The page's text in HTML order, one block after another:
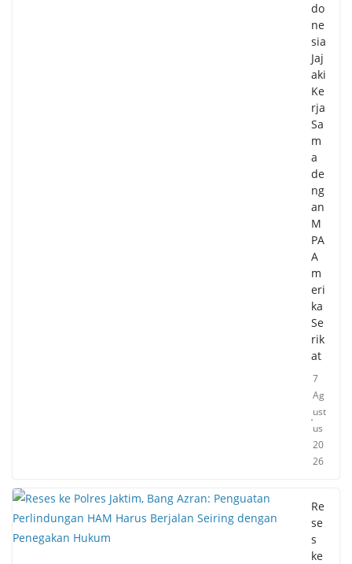
do
ne
sia
Jaj
aki
Ke
rja
Sa
m
a
de
ng
an
M
PA
A
m
eri
ka
Se
rik
at
7
Ag
ust
us
20
26
Re
se
s
ke